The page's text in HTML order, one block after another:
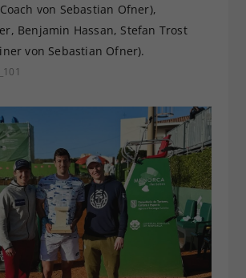
von Sebastian Ofner),
Benjamin Hassan, Stefan Trost
von Sebastian Ofner).